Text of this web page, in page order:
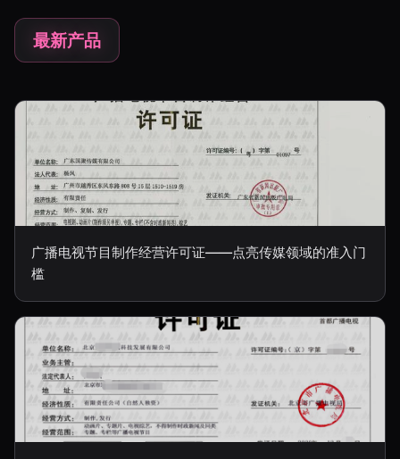
最新产品
广播电视节目制作经营许可证——点亮传媒领域的准入门
槛